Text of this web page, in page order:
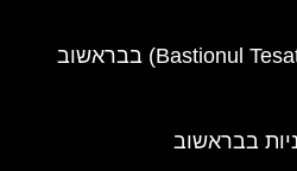
בבראשוב